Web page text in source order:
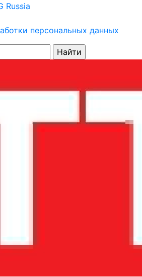
Russia
персональных данных